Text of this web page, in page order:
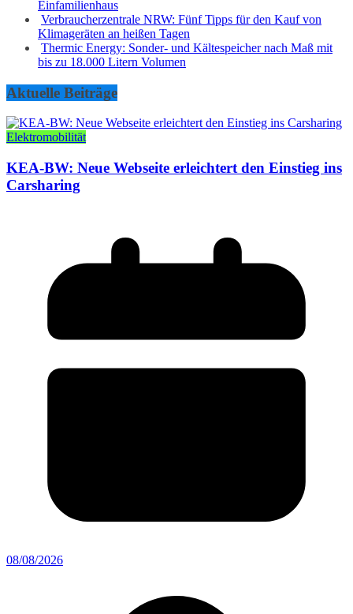
Einfamilienhaus
Verbraucherzentrale NRW: Fünf Tipps für den Kauf von
Klimageräten an heißen Tagen
Thermic Energy: Sonder- und Kältespeicher nach Maß mit
bis zu 18.000 Litern Volumen
Aktuelle Beiträge
Elektromobilität
KEA-BW: Neue Webseite erleichtert den Einstieg ins
Carsharing
08/08/2026